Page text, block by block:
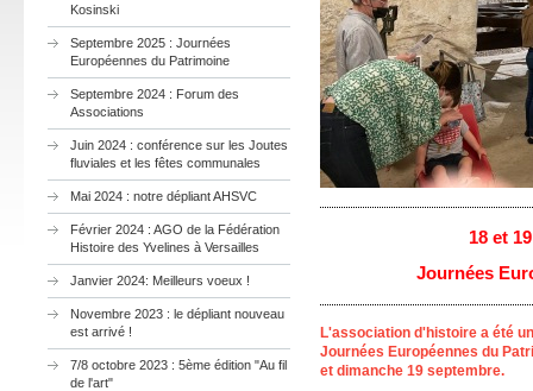
Kosinski
Septembre 2025 : Journées
Européennes du Patrimoine
Septembre 2024 : Forum des
Associations
Juin 2024 : conférence sur les Joutes
fluviales et les fêtes communales
Mai 2024 : notre dépliant AHSVC
Février 2024 : AGO de la Fédération
Histoire des Yvelines à Versailles
Janvier 2024: Meilleurs voeux !
Novembre 2023 : le dépliant nouveau
est arrivé !
7/8 octobre 2023 : 5ème édition "Au fil
de l'art"
18 et
Journées
L'association d'histoire a été
Journées Européennes du
et dimanche 19 septembre.